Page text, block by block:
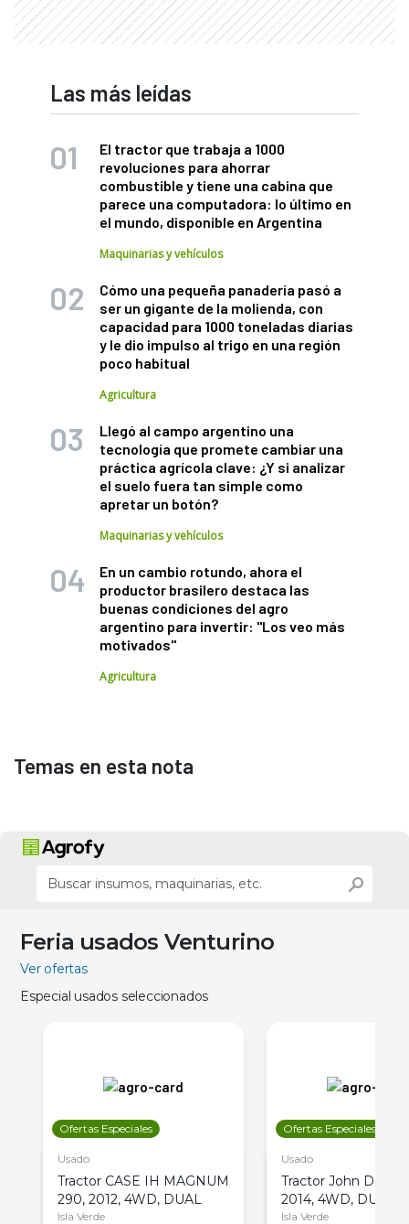
Las más leídas
El tractor que trabaja a 1000
revoluciones para ahorrar
combustible y tiene una cabina que
parece una computadora: lo último en
el mundo, disponible en Argentina
Maquinarias y vehículos
Cómo una pequeña panadería pasó a
ser un gigante de la molienda, con
capacidad para 1000 toneladas diarias
y le dio impulso al trigo en una región
poco habitual
Agricultura
Llegó al campo argentino una
tecnología que promete cambiar una
práctica agrícola clave: ¿Y si analizar
el suelo fuera tan simple como
apretar un botón?
Maquinarias y vehículos
En un cambio rotundo, ahora el
productor brasilero destaca las
buenas condiciones del agro
argentino para invertir: "Los veo más
motivados"
Agricultura
Temas en esta nota
Feria usados Venturino
Ver ofertas
Especial usados seleccionados
Ofertas Especiales
Usado
Tractor CASE IH MAGNUM
290, 2012, 4WD, DUAL
Isla Verde
Ofertas Especiales
Usado
Tractor John Deere
2014, 4WD, DUAL
Isla Verde